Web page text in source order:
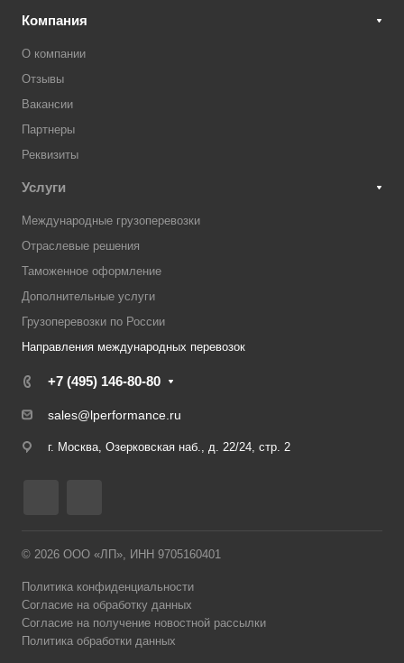
Компания
О компании
Отзывы
Вакансии
Партнеры
Реквизиты
Услуги
Международные грузоперевозки
Отраслевые решения
Таможенное оформление
Дополнительные услуги
Грузоперевозки по России
Направления международных перевозок
+7 (495) 146-80-80
sales@lperformance.ru
г. Москва, Озерковская наб., д. 22/24, стр. 2
© 2026 ООО «ЛП», ИНН 9705160401
Политика конфиденциальности
Согласие на обработку данных
Согласие на получение новостной рассылки
Политика обработки данных